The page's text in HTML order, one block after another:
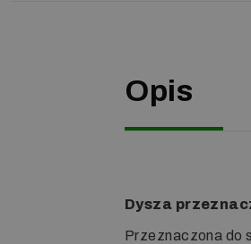
Opis
Dysza
Przeznaczona do